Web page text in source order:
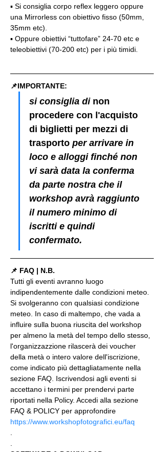
▪️ Si consiglia corpo reflex leggero oppure
una Mirrorless con obiettivo fisso (50mm,
35mm etc).
▪️ Oppure obiettivi “tuttofare” 24-70 etc e
teleobiettivi (70-200 etc) per i più timidi.
📌IMPORTANTE:
si consiglia di non
procedere con l'acquisto
di biglietti per mezzi di
trasporto per arrivare in
loco e alloggi finché non
vi sarà data la conferma
da parte nostra che il
workshop avrà raggiunto
il numero minimo di
iscritti e quindi
confermato.
📌 FAQ | N.B.
Tutti gli eventi avranno luogo
indipendentemente dalle condizioni meteo.
Si svolgeranno con qualsiasi condizione
meteo. In caso di maltempo, che vada a
influire sulla buona riuscita del workshop
per almeno la metà del tempo dello stesso,
l'organizzazzione rilascerà dei voucher
della metà o intero valore dell'iscrizione,
come indicato più dettagliatamente nella
sezione FAQ. Iscrivendosi agli eventi si
accettano i termini per prendervi parte
riportati nella Policy. Accedi alla sezione
FAQ & POLICY per approfondire
https://www.workshopfotografici.eu/faq